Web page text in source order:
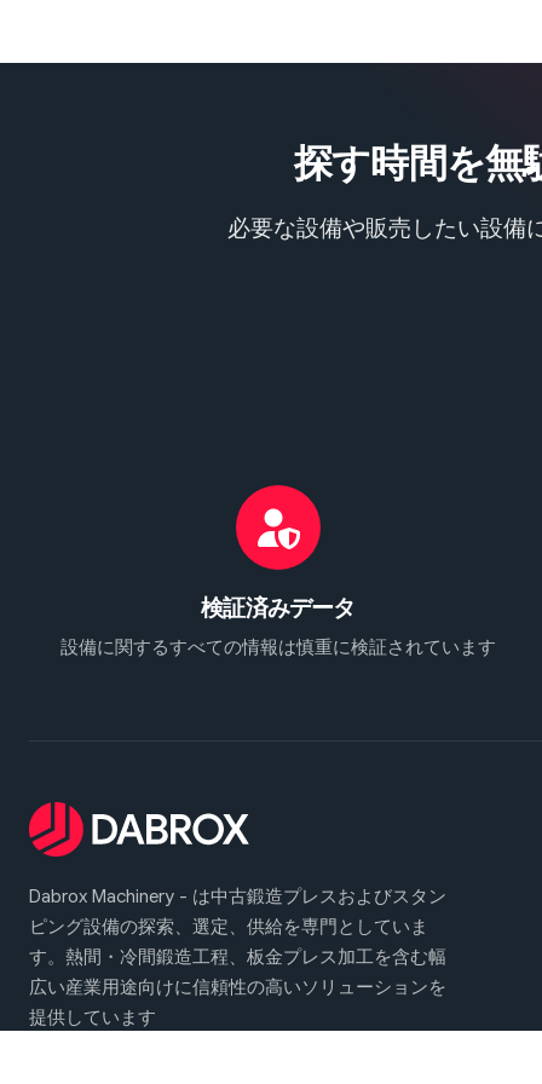
探す時間を無
必要な設備や販売したい設備
検証済みデータ
設備に関するすべての情報は慎重に検証されています
Dabrox Machinery - は中古鍛造プレスおよびスタン
ピング設備の探索、選定、供給を専門としていま
す。熱間・冷間鍛造工程、板金プレス加工を含む幅
広い産業用途向けに信頼性の高いソリューションを
提供しています